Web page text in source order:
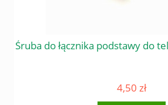
Śruba do łącznika podstawy do
4,50 zł